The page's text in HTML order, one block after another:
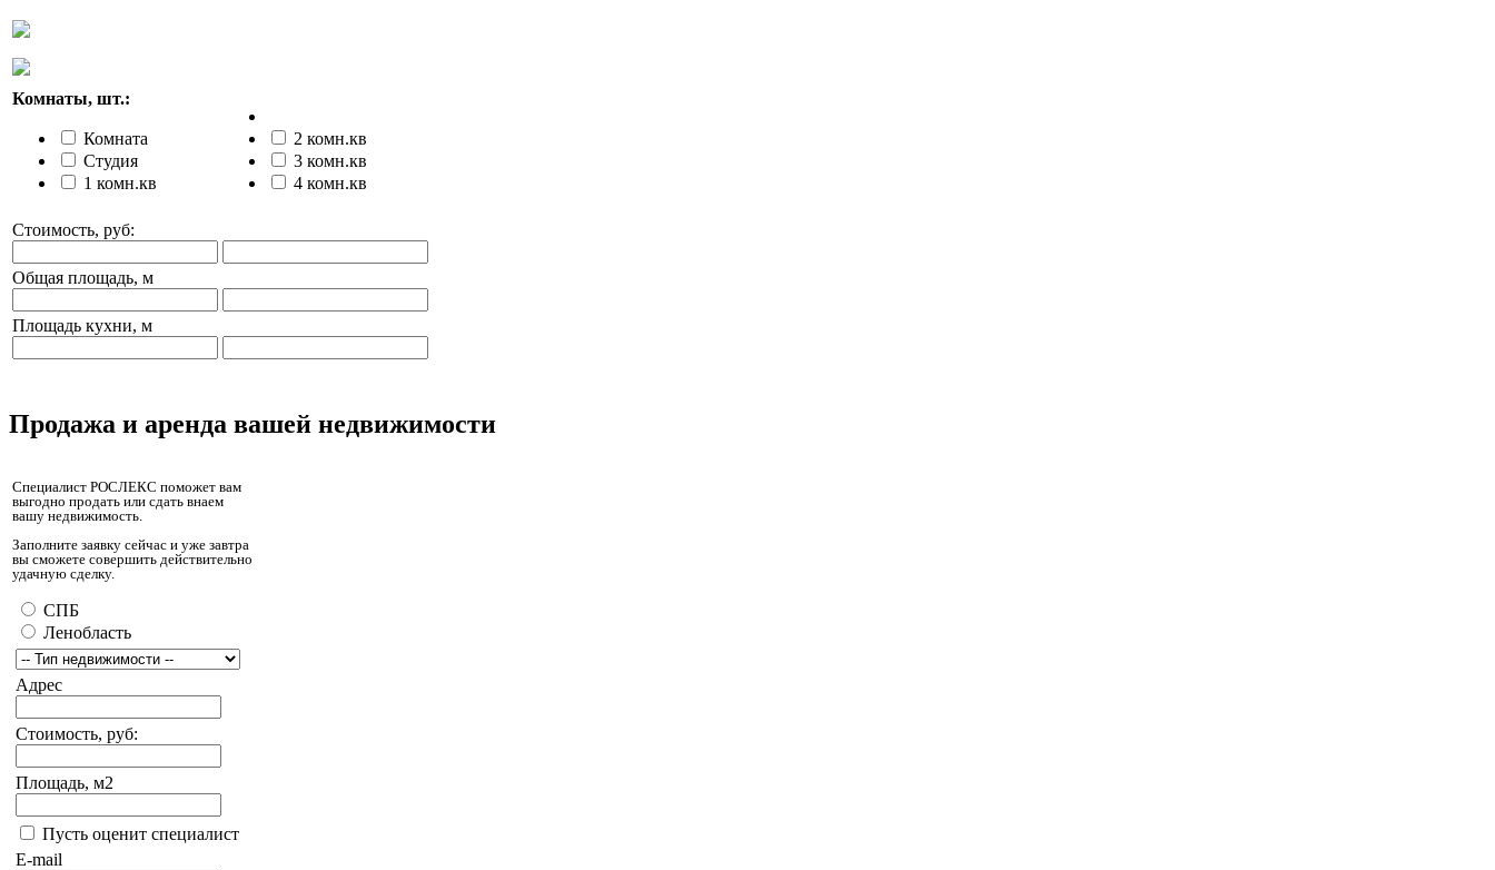
Комнаты, шт.:
Комната
Студия
1 комн.кв
2 комн.кв
3 комн.кв
4 комн.кв
Стоимость, руб:
Общая площадь, м
Площадь кухни, м
Продажа и аренда вашей недвижимости
Специалист РОСЛЕКС поможет вам
выгодно продать или сдать внаем
вашу недвижимость.
Заполните заявку сейчас и уже завтра
вы сможете совершить действительно
удачную сделку.
СПБ
Ленобласть
Адрес
Стоимость, руб:
Площадь, м2
Пусть оценит специалист
E-mail